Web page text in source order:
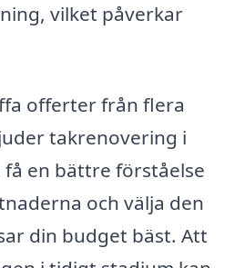
vilket påverkar
offerter från flera
takrenovering i
en bättre förståelse
och välja den
din budget bäst. Att